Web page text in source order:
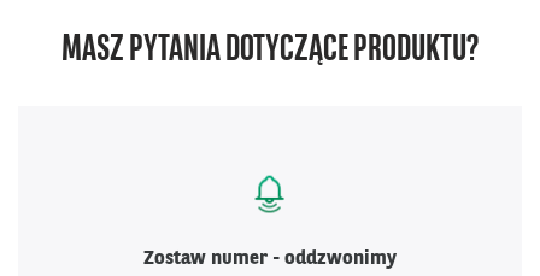
MASZ PYTANIA DOTYCZĄCE PRODUKTU?
Zostaw numer - oddzwonimy